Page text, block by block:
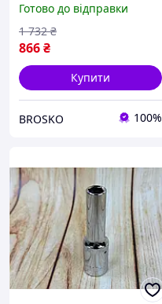
для професіоналів СТ-355
Готово до відправки
866₴
1 732 ₴
Купити
BROSKO 100%